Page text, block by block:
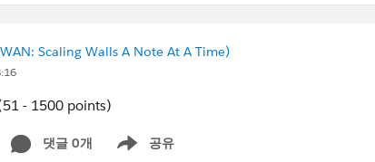
Scaling Walls A Note At A Time)
- 1500 points)
댓글 0개 공유
Show menu